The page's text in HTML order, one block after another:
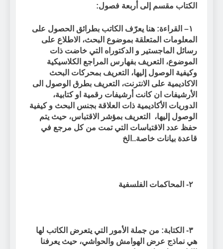
الكتاب مقسم إلى أربعة فصول:
١– القراءة: هنا يعرّف الكاتب بطرائق الحصول على
المعلومات المتعلقة بموضوع البحث، الاطلاع على
رسائل الماجستير و الدكتوراه التي خاضت ذات
الموضوع، التعريف بفهارس المراجع الكلاسيكية
وكيفية الوصول إليها، التعريف بمحركات البحث
الاكاديمية على الانترنت، التعريف بطرق الوصول الى
الأرشيفات ان كانت أرشيفات رقمية او كتابية،
الدوريات الأكاديمية ذات العلاقة بجنس البحث و كيفية
الوصول إليها، التعريف بمؤشر الاقتباس، حيث يتم
حفظ عدد الاقتباسات التي تمت من كل مرجع في
قاعدة بيانات خاصة..الخ
٣- الكتابة: من جملة الأمور التي يتعرض الكاتب لها
هي نماذج عرض الهوامش والحواشي، حيث يعرفنا